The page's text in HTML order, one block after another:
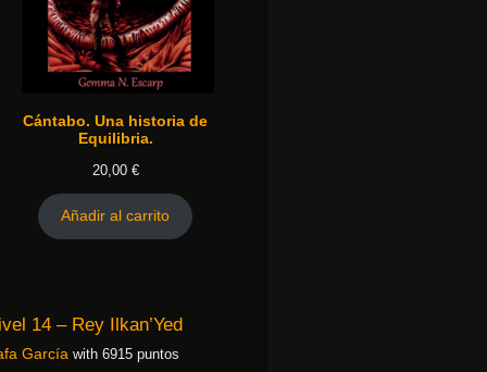
Cántabo. Una historia de
Equilibria.
20,00 €
Añadir al carrito
14 – Rey Ilkan’Yed
García with 6915 puntos